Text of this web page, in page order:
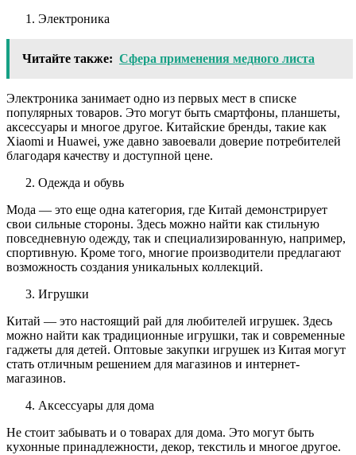
Электроника
Читайте также: Сфера применения медного листа
Электроника занимает одно из первых мест в списке
популярных товаров. Это могут быть смартфоны, планшеты,
аксессуары и многое другое. Китайские бренды, такие как
Xiaomi и Huawei, уже давно завоевали доверие потребителей
благодаря качеству и доступной цене.
Одежда и обувь
Мода — это еще одна категория, где Китай демонстрирует
свои сильные стороны. Здесь можно найти как стильную
повседневную одежду, так и специализированную, например,
спортивную. Кроме того, многие производители предлагают
возможность создания уникальных коллекций.
Игрушки
Китай — это настоящий рай для любителей игрушек. Здесь
можно найти как традиционные игрушки, так и современные
гаджеты для детей. Оптовые закупки игрушек из Китая могут
стать отличным решением для магазинов и интернет-
магазинов.
Аксессуары для дома
Не стоит забывать и о товарах для дома. Это могут быть
кухонные принадлежности, декор, текстиль и многое другое.